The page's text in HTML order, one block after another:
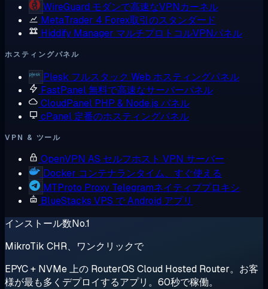
WireGuard モダンで高速なVPNカーネル
MetaTrader 4 Forex取引のスタンダード
Hiddify Manager マルチプロトコルVPNパネル
ホスティングパネル
Plesk フルスタック Web ホスティングパネル
FastPanel無料で高速なサーバーパネル
CloudPanel PHP & Node.js パネル
cPanel 定番のホスティングパネル
VPN & ツール
OpenVPN AS セルフホスト VPN サーバー
Docker コンテナランタイム、すぐ使える
MTProto Proxy Telegramネイティブプロキシ
BlueStacks VPS で Android アプリ
インストール数No.1
MikroTik CHR、ワンクリックで
EPYC + NVMe 上の RouterOS Cloud Hosted Router。お客
様が最も多くデプロイするアプリ。60秒で稼働。